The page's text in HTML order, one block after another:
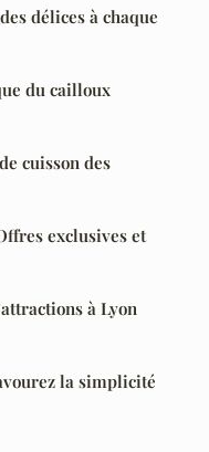
délices à chaque
du cailloux
cuisson des
exclusives et
à Lyon
la simplicité